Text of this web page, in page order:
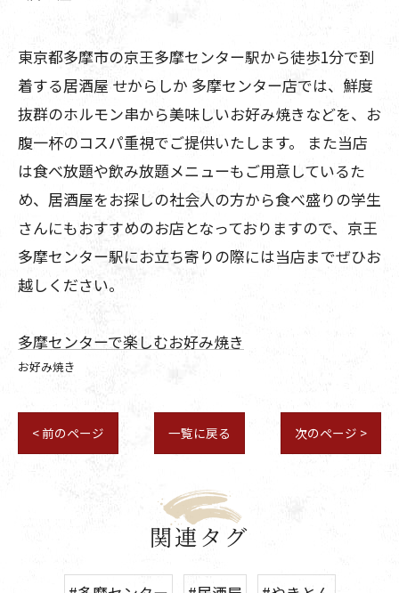
東京都多摩市の京王多摩センター駅から徒歩1分で到
着する居酒屋 せからしか 多摩センター店では、鮮度
抜群のホルモン串から美味しいお好み焼きなどを、お
腹一杯のコスパ重視でご提供いたします。 また当店
は食べ放題や飲み放題メニューもご用意しているた
め、居酒屋をお探しの社会人の方から食べ盛りの学生
さんにもおすすめのお店となっておりますので、京王
多摩センター駅にお立ち寄りの際には当店までぜひお
越しください。
多摩センターで楽しむお好み焼き
お好み焼き
< 前のページ 一覧に戻る 次のページ >
関連タグ